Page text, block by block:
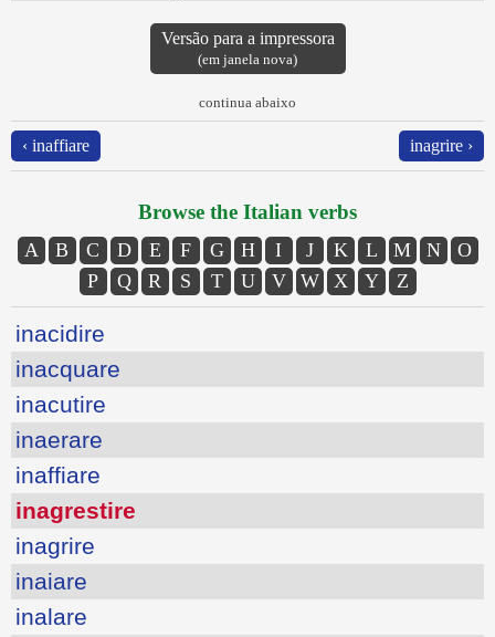
Versão para a impressora
(em janela nova)
continua abaixo
‹ inaffiare inagrire ›
Browse the Italian verbs
A B C D E F G H I J K L M N
O
P
Q R S T U V W X Y Z
inacidire
inacquare
inacutire
inaerare
inaffiare
inagrestire
inagrire
inaiare
inalare